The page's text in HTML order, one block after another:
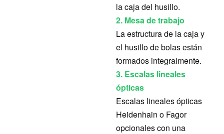
la caja del husillo.
2. Mesa de trabajo
La estructura de la caja y
el husillo de bolas están
formados integralmente.
3. Escalas lineales
ópticas
Escalas lineales ópticas
Heidenhain o Fagor
opcionales con una